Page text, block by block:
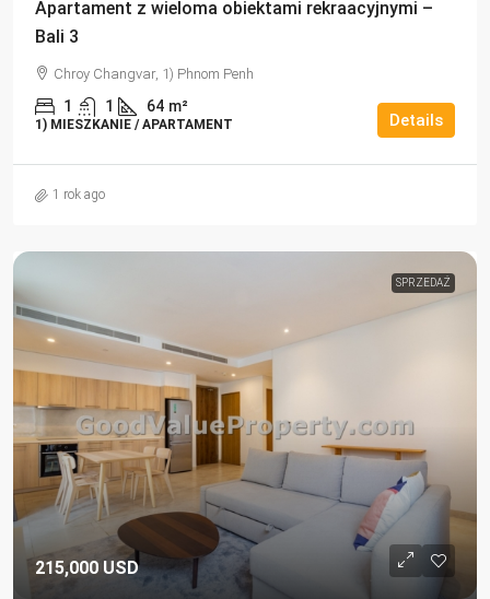
Apartament z wieloma obiektami rekraacyjnymi –
Bali 3
Chroy Changvar, 1) Phnom Penh
1 1 64 m²
1) MIESZKANIE / APARTAMENT Details
1 rok ago
SPRZEDAŻ
215,000 USD